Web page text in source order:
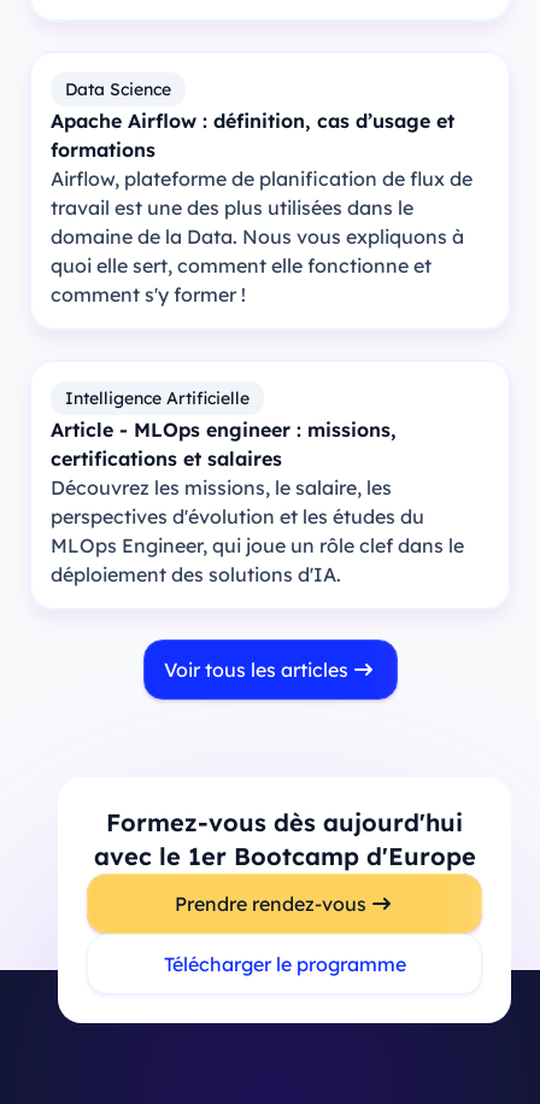
Data Science
Apache Airflow : définition, cas d’usage et
formations
Airflow, plateforme de planification de flux de
travail est une des plus utilisées dans le
domaine de la Data. Nous vous expliquons à
quoi elle sert, comment elle fonctionne et
comment s'y former !
Intelligence Artificielle
Article - MLOps engineer : missions,
certifications et salaires
Découvrez les missions, le salaire, les
perspectives d'évolution et les études du
MLOps Engineer, qui joue un rôle clef dans le
déploiement des solutions d'IA.
Voir tous les articles
Formez-vous dès aujourd'hui
avec le 1er Bootcamp d'Europe
Prendre rendez-vous
Télécharger le programme